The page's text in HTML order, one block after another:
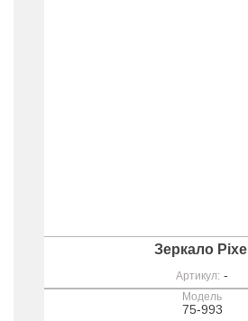
Зеркало Pixel
Артикул: -
Модель
75-993